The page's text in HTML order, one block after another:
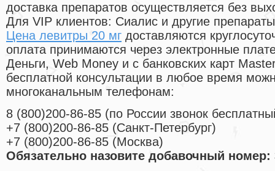
доставка препаратов осуществляется без
Для VIP клиентов: Сиалис и другие
Цена левитры 20 мг доставляются
оплата принимаются через электронные
Деньги, Web Money и с банковских карт
бесплатной консультации в любое время
многоканальным телефонам:
8 (800)200-86-85 (по России звонок
+7 (800)200-86-85 (Санкт-Петербург)
+7 (800)200-86-85 (Москва)
Обязательно назовите добавочный номер: